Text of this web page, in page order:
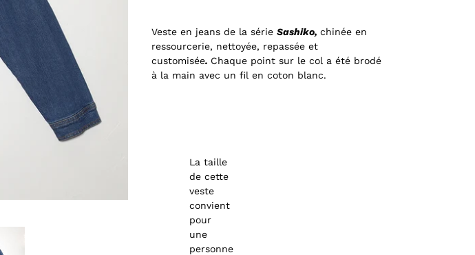
Veste en jeans de la série Sashiko, chinée en
ressourcerie, nettoyée, repassée et
customisée. Chaque point sur le col a été brodé
à la main avec un fil en coton blanc.
La taille
de cette
veste
convient
pour
une
personne